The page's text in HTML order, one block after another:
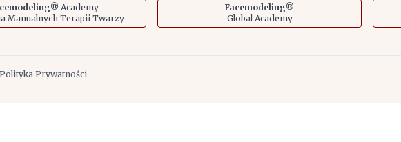
Academy
Manualnych Terapii Twarzy
Facemodeling®
Global Academy
Polityka Prywatności